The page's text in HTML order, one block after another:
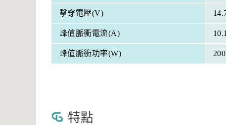
擊穿電壓(V)
峰值脈衝電流(A) 10.1
峰值脈衝功率(W) 200
特點